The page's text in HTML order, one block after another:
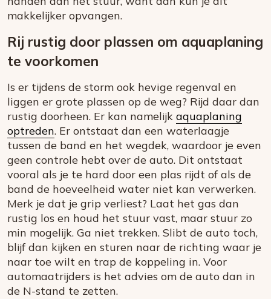
makkelijker opvangen.
Rij rustig door plassen om aquaplaning
te voorkomen
Is er tijdens de storm ook hevige regenval en
liggen er grote plassen op de weg? Rijd daar dan
rustig doorheen. Er kan namelijk aquaplaning
optreden. Er ontstaat dan een waterlaagje
tussen de band en het wegdek, waardoor je even
geen controle hebt over de auto. Dit ontstaat
vooral als je te hard door een plas rijdt of als de
band de hoeveelheid water niet kan verwerken.
Merk je dat je grip verliest? Laat het gas dan
rustig los en houd het stuur vast, maar stuur zo
min mogelijk. Ga niet trekken. Slibt de auto toch,
blijf dan kijken en sturen naar de richting waar je
naar toe wilt en trap de koppeling in. Voor
automaatrijders is het advies om de auto dan in
de N-stand te zetten.